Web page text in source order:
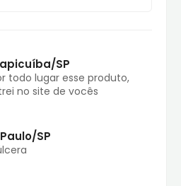
SP
todo lugar esse produto,
no site de vocês
SP